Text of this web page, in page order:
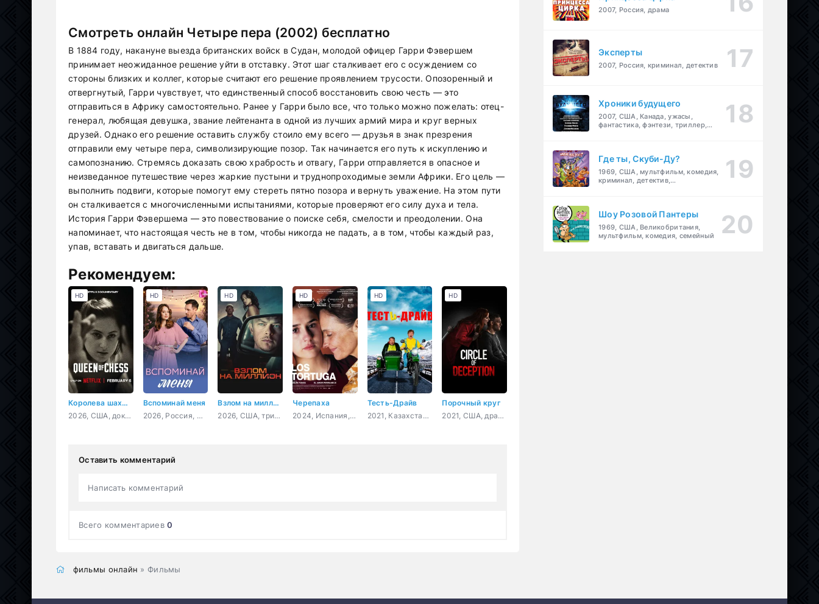
Смотреть онлайн Четыре пера (2002) бесплатно
В 1884 году, накануне выезда британских войск в Судан, молодой офицер Гарри Фэвершем
принимает неожиданное решение уйти в отставку. Этот шаг сталкивает его с осуждением со
стороны близких и коллег, которые считают его решение проявлением трусости. Опозоренный и
отвергнутый, Гарри чувствует, что единственный способ восстановить свою честь — это
отправиться в Африку самостоятельно. Ранее у Гарри было все, что только можно пожелать: отец-
генерал, любящая девушка, звание лейтенанта в одной из лучших армий мира и круг верных
друзей. Однако его решение оставить службу стоило ему всего — друзья в знак презрения
отправили ему четыре пера, символизирующие позор. Так начинается его путь к искуплению и
самопознанию. Стремясь доказать свою храбрость и отвагу, Гарри отправляется в опасное и
неизведанное путешествие через жаркие пустыни и труднопроходимые земли Африки. Его цель —
выполнить подвиги, которые помогут ему стереть пятно позора и вернуть уважение. На этом пути
он сталкивается с многочисленными испытаниями, которые проверяют его силу духа и тела.
История Гарри Фэвершема — это повествование о поиске себя, смелости и преодолении. Она
напоминает, что настоящая честь не в том, чтобы никогда не падать, а в том, чтобы каждый раз,
упав, вставать и двигаться дальше.
Рекомендуем:
Королева шахмат
2026, США, документальный, биография
HD
Вспоминай меня
2026, Россия, мелодрама
HD
Взлом на миллион
2026, США, триллер
HD
Черепаха
2024, Испания, Чили, драма
HD
Тесть-Драйв
2021, Казахстан, комедия
HD
Порочный круг
2021, США, драма, криминал
HD
Оставить комментарий
Написать комментарий
Всего комментариев0
фильмы онлайн » Фильмы
2007, Россия, драма
Эксперты
2007, Россия, криминал, детектив
Хроники будущего
2007, США, Канада, ужасы,
фантастика, фэнтези, триллер,
Где ты, Скуби-Ду?
1969, США, мультфильм, комедия,
криминал, детектив,
Шоу Розовой Пантеры
1969, США, Великобритания,
мультфильм, комедия, семейный